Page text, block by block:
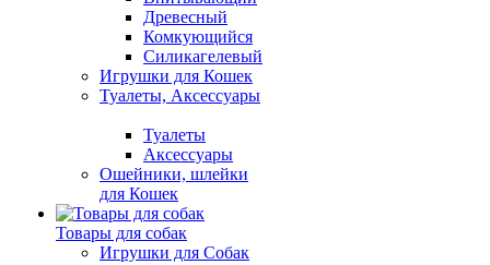
Древесный
Комкующийся
Силикагелевый
Игрушки для Кошек
Туалеты, Аксессуары
Туалеты
Аксессуары
Ошейники, шлейки
для Кошек
Товары для собак
Игрушки для Собак